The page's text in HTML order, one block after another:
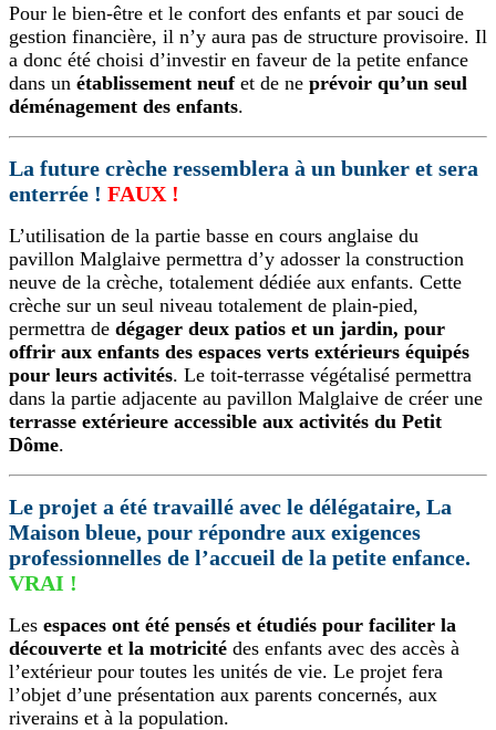
Pour le bien-être et le confort des enfants et par souci de
gestion financière, il n’y aura pas de structure provisoire. Il
a donc été choisi d’investir en faveur de la petite enfance
dans un établissement neufet de ne prévoir qu’un seul
déménagement des enfants.
La future crèche ressemblera à un bunker et sera
enterrée ! FAUX !
L’utilisation de la partie basse en cours anglaise du
pavillon Malglaive permettra d’y adosser la construction
neuve de la crèche, totalement dédiée aux enfants. Cette
crèche sur un seul niveau totalement de plain-pied,
permettra de dégager deux patios et un jardin, pour
offrir aux enfants des espaces verts extérieurs équipés
pour leurs activités. Le toit-terrasse végétalisé permettra
dans la partie adjacente au pavillon Malglaive de créer une
terrasse extérieure accessible aux activités du Petit
Dôme.
Le projet a été travaillé avec le délégataire, La
Maison bleue, pour répondre aux exigences
professionnelles de l’accueil de la petite enfance.
VRAI !
Les espaces ont été pensés et étudiés pour faciliter la
découverte et la motricité des enfants avec des accès à
l’extérieur pour toutes les unités de vie. Le projet fera
l’objet d’une présentation aux parents concernés, aux
riverains et à la population.